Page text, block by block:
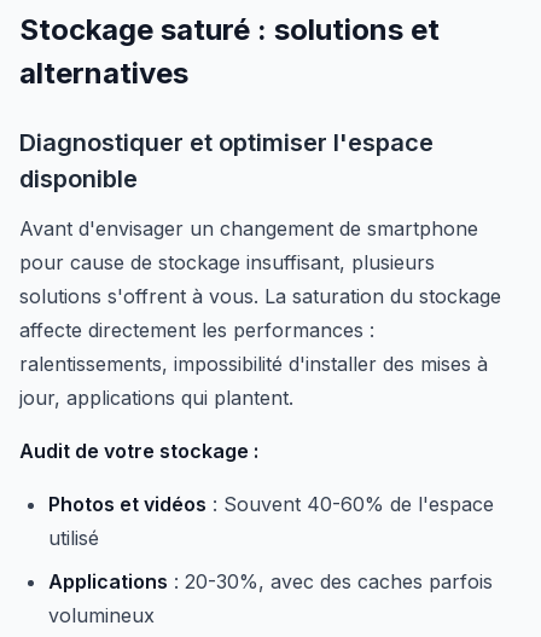
Stockage saturé : solutions et
alternatives
Diagnostiquer et optimiser l'espace
disponible
Avant d'envisager un changement de smartphone
pour cause de stockage insuffisant, plusieurs
solutions s'offrent à vous. La saturation du stockage
affecte directement les performances :
ralentissements, impossibilité d'installer des mises à
jour, applications qui plantent.
Audit de votre stockage :
Photos et vidéos : Souvent 40-60% de l'espace
utilisé
Applications : 20-30%, avec des caches parfois
volumineux